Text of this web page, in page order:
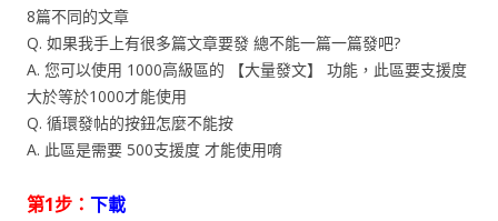
8篇不同的文章
Q. 如果我手上有很多篇文章要發 總不能一篇一篇發吧?
A. 您可以使用 1000高級區的 【大量發文】 功能，此區要支援度
大於等於1000才能使用
Q. 循環發帖的按鈕怎麼不能按
A. 此區是需要 500支援度 才能使用唷
第1步： 下載